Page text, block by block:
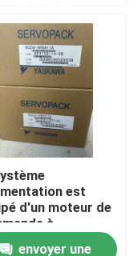
est
d'un moteur de
à
envoyer une